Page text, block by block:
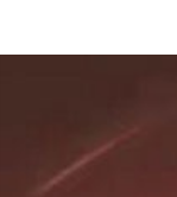
技术研发工艺师